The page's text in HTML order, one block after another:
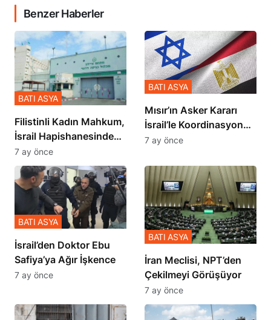
Benzer Haberler
Filistinli Kadın Mahkum,
İsrail Hapishanesindeki
Zulmü Anlattı
BATI ASYA
7 ay önce
Mısır’ın Asker Kararı
İsrail’le Koordinasyon
İçinde Gerçekleşmiş
BATI ASYA
7 ay önce
İsrail’den Doktor Ebu
Safiya’ya Ağır İşkence
BATI ASYA
7 ay önce
İran Meclisi, NPT’den
Çekilmeyi Görüşüyor
BATI ASYA
7 ay önce